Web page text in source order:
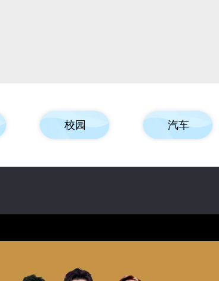
校园 汽车